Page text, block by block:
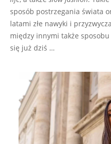
sposób postrzegania świata
latami złe nawyki i
między innymi także
się już dziś …